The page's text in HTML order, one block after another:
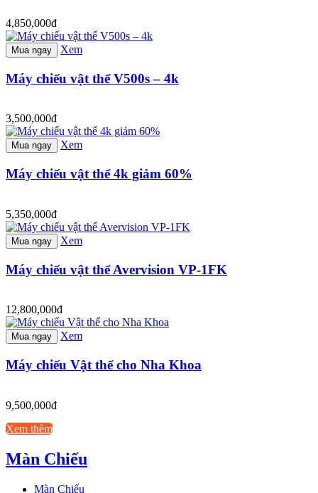
4,850,000đ
Mua ngay Xem
Máy chiếu vật thể V500s – 4k
3,500,000đ
Mua ngay Xem
Máy chiếu vật thể 4k giảm 60%
5,350,000đ
Mua ngay Xem
Máy chiếu vật thể Avervision VP-1FK
12,800,000đ
Mua ngay Xem
Máy chiếu Vật thể cho Nha Khoa
9,500,000đ
Xem thêm
Màn Chiếu
Màn Chiếu